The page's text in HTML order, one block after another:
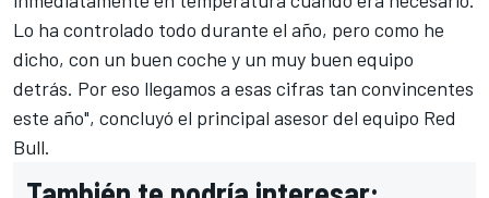
Lo ha controlado todo durante el año, pero como he
dicho, con un buen coche y un muy buen equipo
detrás. Por eso llegamos a esas cifras tan convincentes
este año", concluyó el principal asesor del equipo Red
Bull.